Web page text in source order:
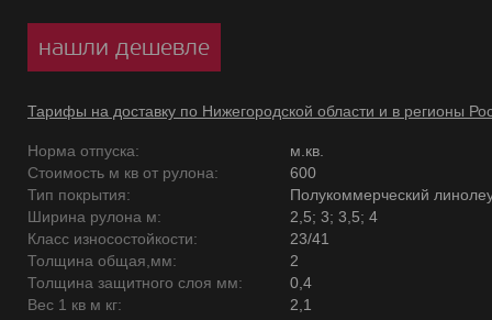
нашли дешевле
Тарифы на доставку по Нижегородской области и в регионы
Норма отпуска:
м.кв.
Стоимость м кв от рулона:
600
Тип покрытия:
Полукоммерческий
Ширина рулона м:
2,5; 3; 3,5; 4
Класс износостойкости:
23/41
Толщина общая,мм:
2
Толщина защитного слоя мм:
0,4
Вес 1 кв м кг:
2,1